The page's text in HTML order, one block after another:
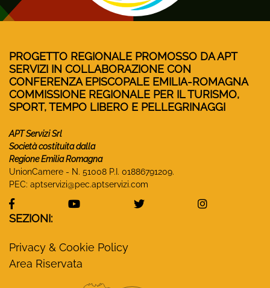
PROGETTO REGIONALE PROMOSSO DA APT
SERVIZI IN COLLABORAZIONE CON
CONFERENZA EPISCOPALE EMILIA-ROMAGNA
COMMISSIONE REGIONALE PER IL TURISMO,
SPORT, TEMPO LIBERO E PELLEGRINAGGI
APT Servizi Srl
Società costituita dalla
Regione Emilia Romagna
UnionCamere - N. 51008 P.I. 01886791209.
PEC: aptservizi@pec.aptservizi.com
visita la pagina Facebook di Monasteri Emilia-
visita la pagina YouTube di
visita la pagina Twitter
visita la
SEZIONI:
Privacy & Cookie Policy
Area Riservata